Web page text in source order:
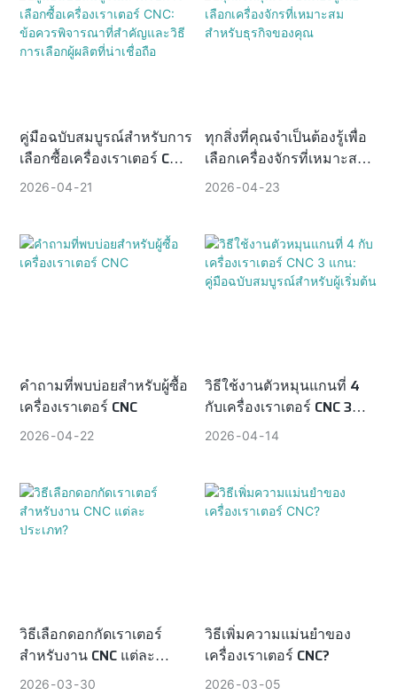
และการแปรรูปวัสดุผสมทั่ว
โลก การจัดซื้อข้ามพรมแดน
ครอบคลุมการคัดกรองผู้
จัดการการชำระเงิน โลจิสติกส์
ระหว่างประเทศ การผ่าน
พิธีการศุลกากร และบริการ
มากจากการซื้อภายในประเทศ
ผู้ซื้อจำเป็นต้องชี้แจงความ
ตั้งหน้างาน สิ่งสำคัญคือต้อง
ตรวจสอบคุณสมบัติการส่งออก
ของผู้จำหน่าย ใบรับรอง CE
และข้อมูลอ้างอิงจากลูกค้าใน
ท้องถิ่น เพื่อหลีกเลี่ยงผู้จำหน่าย
ที่ไม่น่าเชื่อถือ นอกจากราคา
และค่าอะไหล่ ขั้นตอนทางการ
ค้ามาตรฐาน เช่น ใบแจ้งหนี้
ชั่วคราว การชำระเงินมัดจำ
คู่มือฉบับสมบูรณ์สำหรับการ
เลือกซื้อเครื่องเราเตอร์ CNC:
ข้อควรพิจารณาที่สำคัญ
2026 04 21
ทุกสิ่งที่คุณจำเป็นต้องรู้เพื่อ
เลือกเครื่องจักรที่เหมาะสม
สำหรับธุรกิจของคุณ
2026 04 23
คำถามที่พบบ่อยสำหรับผู้ซื้อ
เครื่องเราเตอร์ CNC
2026 04 22
วิธีใช้งานตัวหมุนแกนที่ 4
กับเครื่องเราเตอร์ CNC 3
แกน: คู่มือฉบับสมบูรณ์
2026 04 14
วิธีเลือกดอกกัดเราเตอร์
สำหรับงาน CNC แต่ละ
ประเภท?
2026 03 30
วิธีเพิ่มความแม่นยำของ
เครื่องเราเตอร์ CNC?
2026 03 05